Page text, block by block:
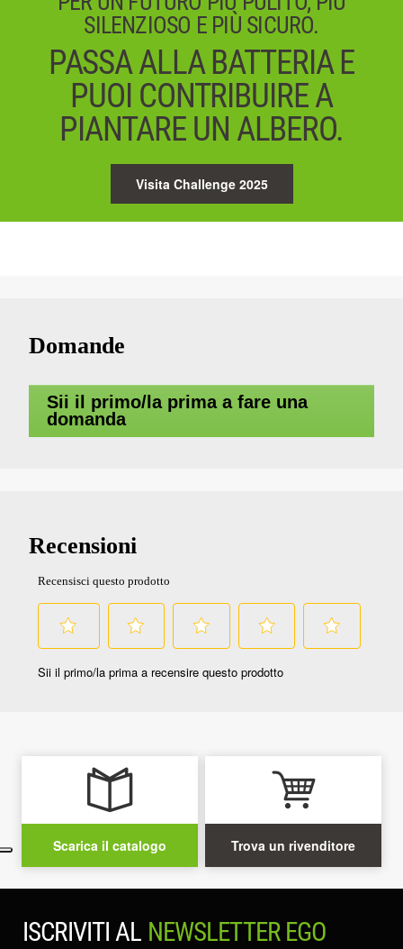
SILENZIOSO E PIÙ SICURO.
PASSA ALLA BATTERIA E
PUOI CONTRIBUIRE A
PIANTARE UN ALBERO.
Visita Challenge 2025
Domande
Sii il primo/la prima a fare una
domanda
Scarica il catalogo Trova un rivenditore
ISCRIVITI AL NEWSLETTER EGO